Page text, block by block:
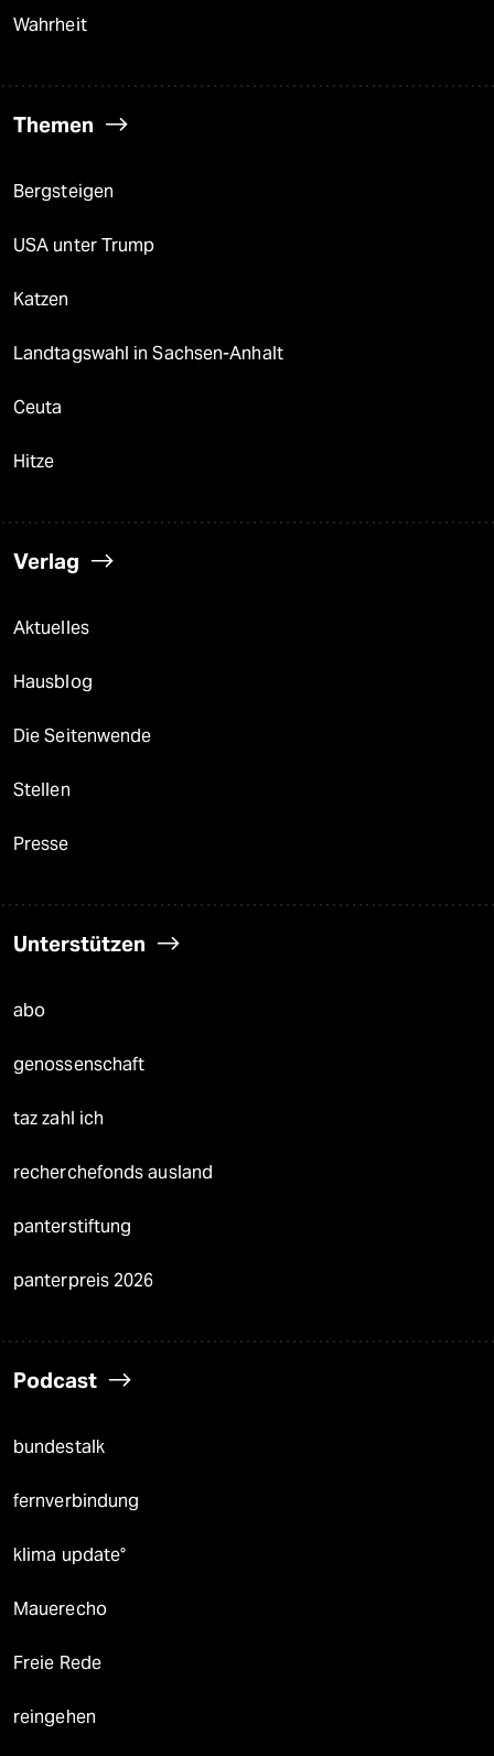
Wahrheit
Themen
Bergsteigen
USA unter Trump
Katzen
Landtagswahl in Sachsen-Anhalt
Ceuta
Hitze
Verlag
Aktuelles
Hausblog
Die Seitenwende
Stellen
Presse
Unterstützen
abo
genossenschaft
taz zahl ich
recherchefonds ausland
panterstiftung
panterpreis 2026
Podcast
bundestalk
fernverbindung
klima update°
Mauerecho
Freie Rede
reingehen